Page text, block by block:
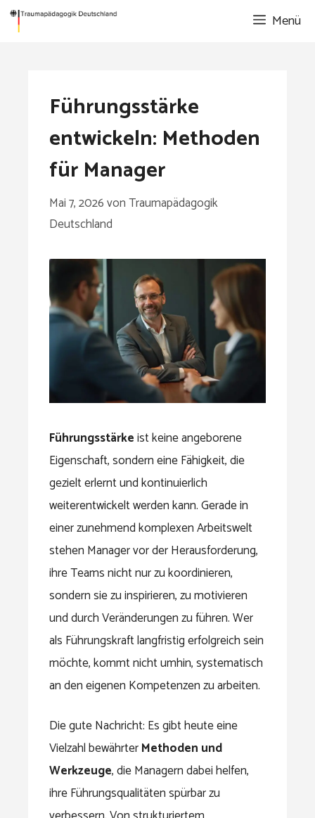
Zum
Inhalt
Menü
Führungsstärke
entwickeln: Methoden
für Manager
Mai 7, 2026vonTraumapädagogik
Deutschland
Führungsstärkeist keine angeborene
Eigenschaft, sondern eine Fähigkeit, die
gezielt erlernt und kontinuierlich
weiterentwickelt werden kann. Gerade in
einer zunehmend komplexen Arbeitswelt
stehen Manager vor der Herausforderung,
ihre Teams nicht nur zu koordinieren,
sondern sie zu inspirieren, zu motivieren
und durch Veränderungen zu führen. Wer
als Führungskraft langfristig erfolgreich sein
möchte, kommt nicht umhin, systematisch
an den eigenen Kompetenzen zu arbeiten.
Die gute Nachricht: Es gibt heute eine
Vielzahl bewährterMethoden und
Werkzeuge, die Managern dabei helfen,
ihre Führungsqualitäten spürbar zu